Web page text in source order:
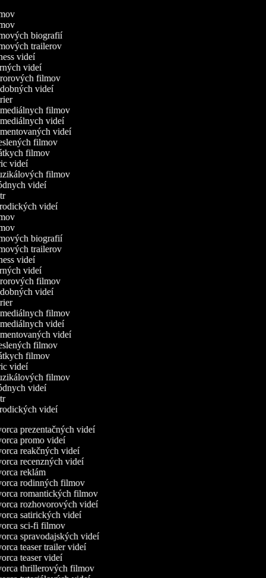
biografií
trailerov
videí
videí
filmov
videí
filmov
videí
videí
filmov
filmov
videí
filmov
videí
videí
biografií
trailerov
videí
videí
filmov
videí
filmov
videí
videí
filmov
filmov
videí
filmov
videí
videí
prezentačných videí
promo videí
reakčných videí
recenzných videí
reklám
rodinných filmov
romantických filmov
rozhovorových videí
satirických videí
sci-fi filmov
spravodajských videí
teaser trailer videí
teaser videí
thrillerových filmov